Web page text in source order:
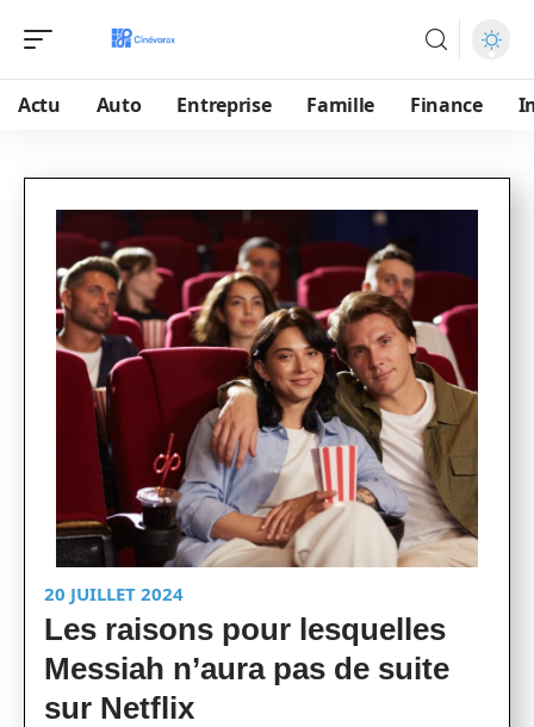
Actu Auto Entreprise Famille Finance
20 JUILLET 2024
Les raisons pour lesquelles
Messiah n’aura pas de suite
sur Netflix